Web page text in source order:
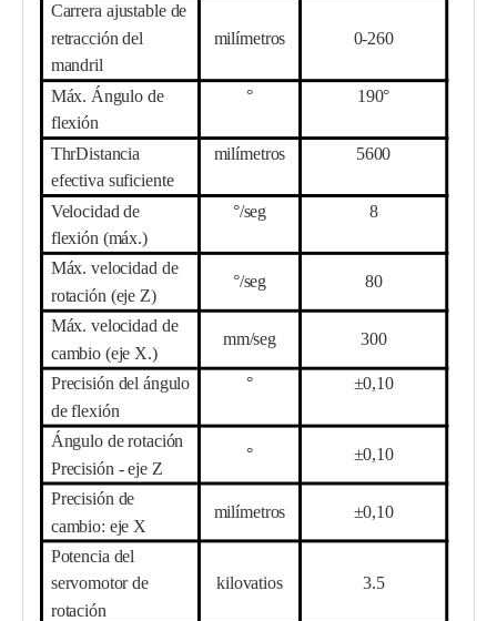
Carrera ajustable de
retracción del
mandril
milímetros 0-260
Máx. Ángulo de
flexión
° 190°
ThrDistancia
efectiva suficiente
milímetros 5600
Velocidad de
flexión (máx.)
°/seg 8
Máx. velocidad de
rotación (eje Z)
°/seg 80
Máx. velocidad de
cambio (eje X.)
mm/seg 300
Precisión del ángulo
de flexión
° ±0,10
Ángulo de rotación
Precisión - eje Z
° ±0,10
Precisión de
cambio: eje X
milímetros ±0,10
Potencia del
servomotor de
rotación
kilovatios 3.5